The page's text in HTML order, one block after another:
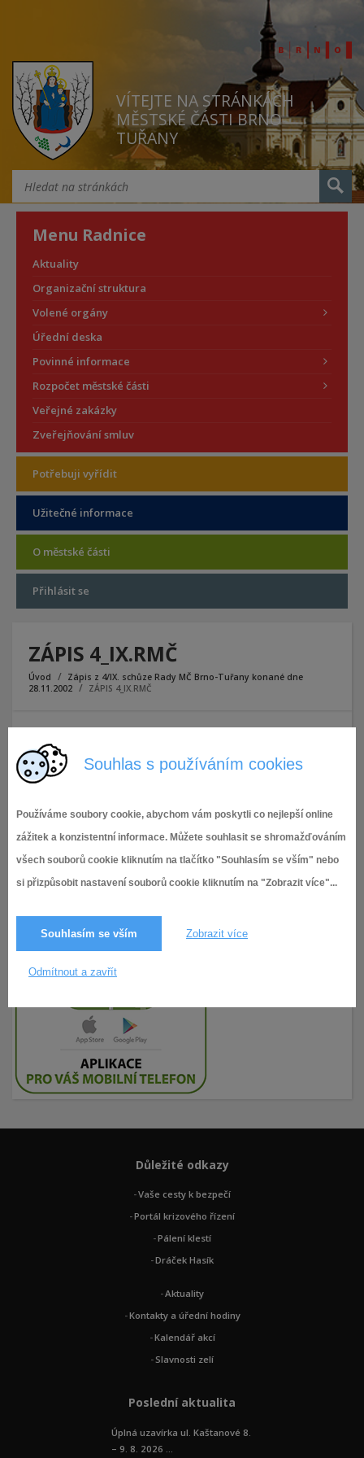
Souhlas s používáním cookies
Používáme soubory cookie, abychom vám poskytli co nejlepší online
zážitek a konzistentní informace. Můžete souhlasit se shromažďováním
všech souborů cookie kliknutím na tlačítko "Souhlasím se vším" nebo
si přizpůsobit nastavení souborů cookie kliknutím na "Zobrazit více"...
Souhlasím se vším Zobrazit více
Odmítnout a zavřít
VÍTEJTE NA STRÁNKÁCH
MĚSTSKÉ ČÁSTI BRNO
TUŘANY
Menu Radnice
Aktuality
Organizační struktura
Volené orgány
Úřední deska
Povinné informace
Rozpočet městské části
Veřejné zakázky
Zveřejňování smluv
Potřebuji vyřídit
Užitečné informace
O městské části
Přihlásit se
ZÁPIS 4_IX.RMČ
Úvod
Zápis z 4/IX. schůze Rady MČ Brno-Tuřany konané dne
28.11.2002
ZÁPIS 4_IX.RMČ
ZÁPIS 4_IX.RMČ
Důležité odkazy
Vaše cesty k bezpečí
Portál krizového řízení
Pálení klestí
Dráček Hasík
Aktuality
Kontakty a úřední hodiny
Kalendář akcí
Slavnosti zelí
Poslední aktualita
Úplná uzavírka ul. Kaštanové 8.
– 9. 8. 2026 ...